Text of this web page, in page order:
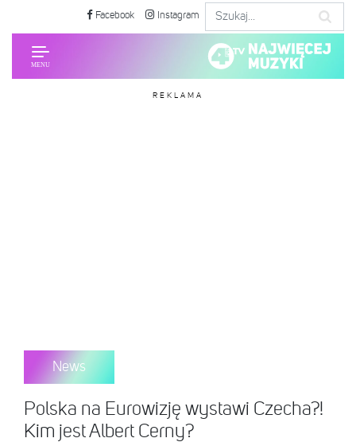
Facebook Instagram
REKLAMA
News
Polska na Eurowizję wystawi Czecha?!
Kim jest Albert Cerny?